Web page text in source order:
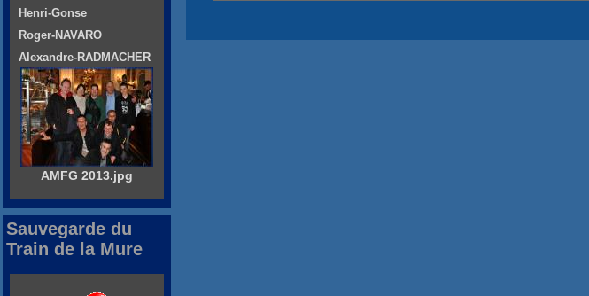
Henri-Gonse
Roger-NAVARO
Alexandre-RADMACHER
AMFG 2013.jpg
Sauvegarde du
Train de la Mure